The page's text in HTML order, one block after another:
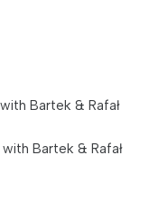
Bartek & Rafał
Bartek & Rafał